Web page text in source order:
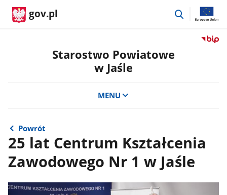
gov.pl
przejdź
Przejdź
Starostwo Powiatowe
w Jaśle
MENU
Powrót
25 lat Centrum Kształcenia
Zawodowego Nr 1 w Jaśle